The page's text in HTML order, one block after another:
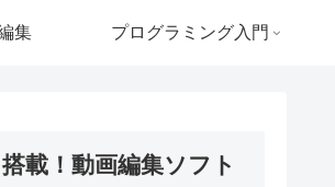
集 プログラミング入門
載！動画編集ソフト